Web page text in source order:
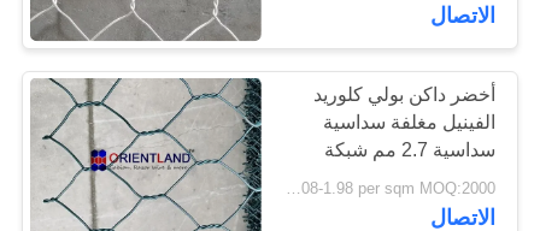
سياج أمان شبكة
سلكية
18
الاتصال
أخضر داكن بولي كلوريد
الفينيل مغلفة سداسية
سداسية 2.7 مم شبكة
التراب
USD 1.08-1.98 per sqm MOQ:2000 متر مربع
الاتصال